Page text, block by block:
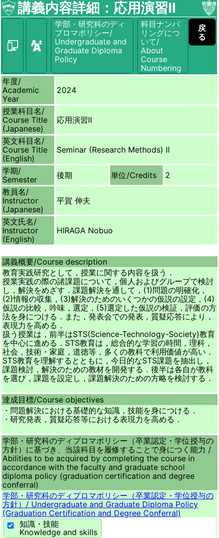
講義内容詳細：応用演習Ⅱ
学部・研究科のディ
プロマポリシー/
Undergraduate and
Graduate Diploma
Policy
科目ナンバ
リングにつ
いて/
About
Course
Numbering
戻
る
年度/
Academic
Year
2024
授業科目名/
Course Title
(Japanese)
応用演習Ⅱ
英文科目名/
Course Title
(English)
Seminar (Research Methods) Ⅱ
学期/
Semester
後期 単位/Credits
2
教員名/
Instructor
(Japanese)
平賀 伸夫
英文氏名/
Instructor
(English)
HIRAGA Nobuo
講義概要/Course description
教育実践研究として，授業に関する内容を扱う．
授業実践の際の諸課題について，個人およびグループで検討
し，解決をめざす．課題解決を通して，(1)問題の明確化，
(2)情報の収集，(3)解決のためのいくつかの仮説の設定，(4)
仮説の比較，吟味，選定，(5)選定した仮説の検証，評価の方
法を身につける．また，発表会での発表，質疑応答により，
表現力を高める．
扱う授業は，前半はSTS(Science-Technology-Society)教育
を中心に進める．STS教育は，総合的な学習の時間，理科，
社会，技術・家庭，道徳等，多くの教科で利用価値が高い．
STS教育を理解するとともに，今日的なSTS課題を抽出し，
課題検討，解決のための教材を開発する．後半は各自が教科
を選び，課題を設定し，課題解決のための方略を検討する．
達成目標/Course objectives
・問題解決における基礎的な知識，技能を身につける．
・研究発表，質疑応答等における表現力を高める．
学部・研究科のディプロマポリシー（卒業認定・学位授与の
方針）に基づき、当該科目を履修することで身につく能力 /
Abilities to be acquired by completing the course in
accordance with the faculty and graduate school
diploma policy (graduation certification and degree
conferral)
学部・研究科のディプロマポリシー（卒業認定・学位授与の
方針）/ Undergraduate and Graduate Diploma Policy
(Graduation Certification and Degree Conferral)
知識・技能
Knowledge and skills